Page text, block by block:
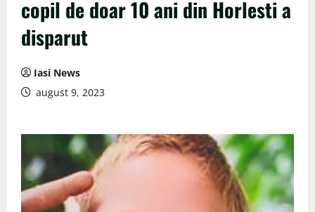
copil de doar 10 ani din Horlesti a
disparut
Iasi News
august 9, 2023